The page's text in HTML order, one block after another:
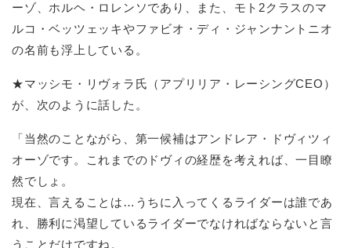
ーゾ、ホルヘ・ロレンソであり、また、モト2クラスのマ
ルコ・ベッツェッキやファビオ・ディ・ジャンナントニオ
の名前も浮上している。
★マッシモ・リヴォラ氏（アプリリア・レーシングCEO）
が、次のように話した。
「当然のことながら、第一候補はアンドレア・ドヴィツィ
オーゾです。これまでのドヴィの経歴を考えれば、一目瞭
然でしょ。
現在、言えることは…うちに入ってくるライダーは誰であ
れ、勝利に渇望しているライダーでなければならないと言
うことだけですね。